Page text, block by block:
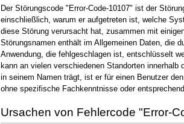
Der Störungscode "Error-Code-10107" ist der
einschließlich, warum er aufgetreten ist, welche
diese Störung verursacht hat, zusammen mit
Störungsnamen enthält im Allgemeinen Daten, die
Anwendung, die fehlgeschlagen ist, entschlüsselt
kann an vielen verschiedenen Standorten
in seinem Namen trägt, ist er für einen Benutzer
ohne spezifische Fachkenntnisse oder
Ursachen von Fehlercode "Error-